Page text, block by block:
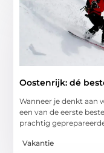
Oostenrijk: dé
Wanneer je denkt aan
een van de eerste
prachtig
Vakantie